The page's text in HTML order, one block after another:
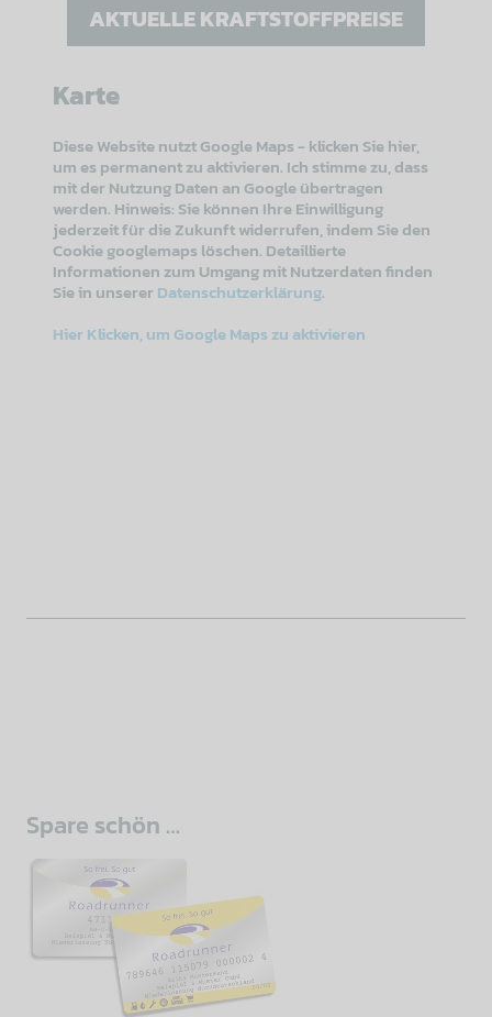
AKTUELLE KRAFTSTOFFPREISE
Karte
Diese Website nutzt Google Maps - klicken Sie hier,
um es permanent zu aktivieren. Ich stimme zu, dass
mit der Nutzung Daten an Google übertragen
werden. Hinweis: Sie können Ihre Einwilligung
jederzeit für die Zukunft widerrufen, indem Sie den
Cookie googlemaps löschen. Detaillierte
Informationen zum Umgang mit Nutzerdaten finden
Sie in unserer Datenschutzerklärung.
Hier Klicken, um Google Maps zu aktivieren
Spare schön …